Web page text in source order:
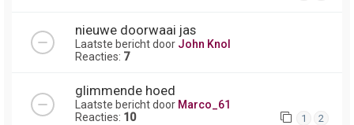
nieuwe doorwaai jas
Laatste bericht door John Knol
Reacties: 7
glimmende hoed
Laatste bericht door Marco_61
Reacties: 10 1 2